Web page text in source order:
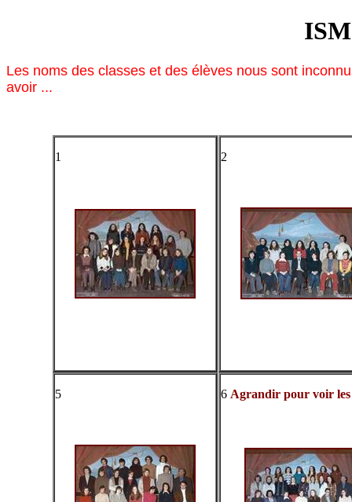
Les noms des classes et des élèves nous sont
avoir ...
1 2
5 6 Agrandir pour voir les